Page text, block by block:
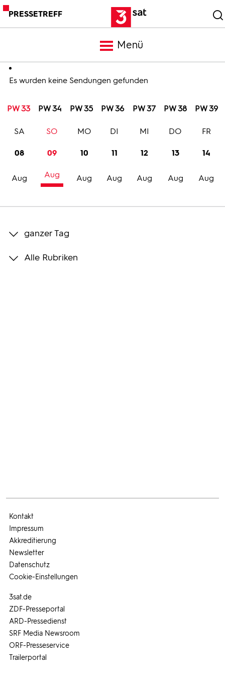
PRESSETREFF
Menü
Meldungen
Programm
Trailer
Bilder
Es wurden keine Sendungen gefunden
PW 33 PW 34 PW 35 PW 36 PW 37 PW 38 PW 39
08
Aug
SA
09
Aug
SO
10
Aug
MO
11
Aug
DI
12
Aug
MI
13
Aug
DO
14
Aug
FR
ganzer Tag
Alle Rubriken
3sat.de
ZDF-Presseportal
ARD-Pressedienst
SRF Media Newsroom
ORF-Presseservice
Trailerportal
Kontakt
Impressum
Akkreditierung
Newsletter
Datenschutz
Cookie-Einstellungen